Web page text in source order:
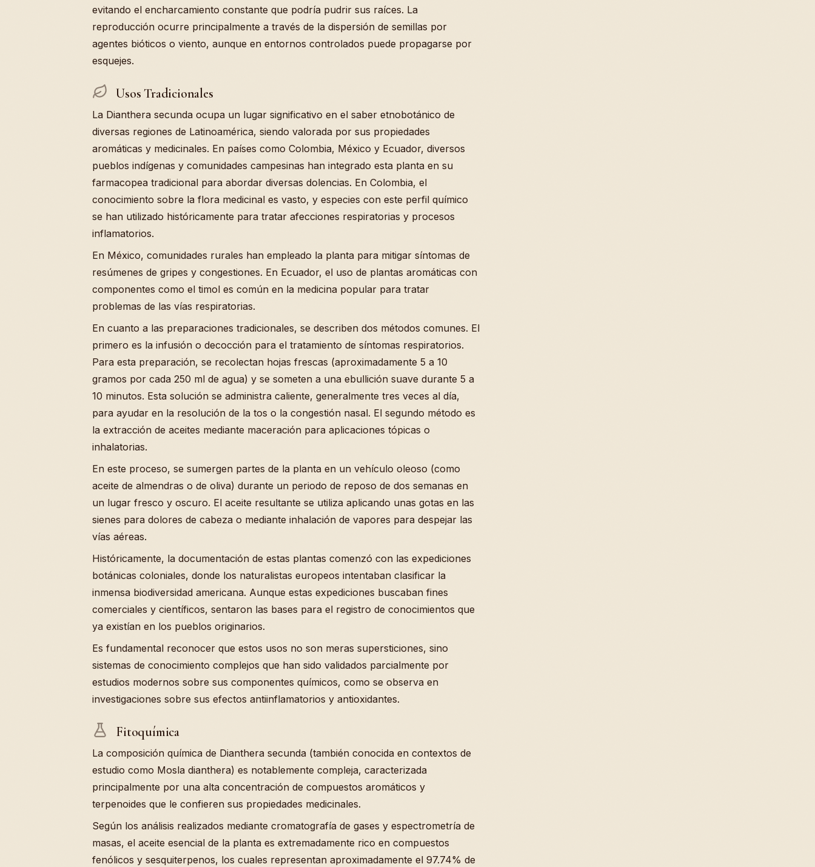
evitando el encharcamiento constante que podría pudrir sus raíces. La
reproducción ocurre principalmente a través de la dispersión de semillas por
agentes bióticos o viento, aunque en entornos controlados puede propagarse por
esquejes.
Usos Tradicionales
La Dianthera secunda ocupa un lugar significativo en el saber etnobotánico de
diversas regiones de Latinoamérica, siendo valorada por sus propiedades
aromáticas y medicinales. En países como Colombia, México y Ecuador, diversos
pueblos indígenas y comunidades campesinas han integrado esta planta en su
farmacopea tradicional para abordar diversas dolencias. En Colombia, el
conocimiento sobre la flora medicinal es vasto, y especies con este perfil químico
se han utilizado históricamente para tratar afecciones respiratorias y procesos
inflamatorios.
En México, comunidades rurales han empleado la planta para mitigar síntomas de
resúmenes de gripes y congestiones. En Ecuador, el uso de plantas aromáticas con
componentes como el timol es común en la medicina popular para tratar
problemas de las vías respiratorias.
En cuanto a las preparaciones tradicionales, se describen dos métodos comunes. El
primero es la infusión o decocción para el tratamiento de síntomas respiratorios.
Para esta preparación, se recolectan hojas frescas (aproximadamente 5 a 10
gramos por cada 250 ml de agua) y se someten a una ebullición suave durante 5 a
10 minutos. Esta solución se administra caliente, generalmente tres veces al día,
para ayudar en la resolución de la tos o la congestión nasal. El segundo método es
la extracción de aceites mediante maceración para aplicaciones tópicas o
inhalatorias.
En este proceso, se sumergen partes de la planta en un vehículo oleoso (como
aceite de almendras o de oliva) durante un periodo de reposo de dos semanas en
un lugar fresco y oscuro. El aceite resultante se utiliza aplicando unas gotas en las
sienes para dolores de cabeza o mediante inhalación de vapores para despejar las
vías aéreas.
Históricamente, la documentación de estas plantas comenzó con las expediciones
botánicas coloniales, donde los naturalistas europeos intentaban clasificar la
inmensa biodiversidad americana. Aunque estas expediciones buscaban fines
comerciales y científicos, sentaron las bases para el registro de conocimientos que
ya existían en los pueblos originarios.
Es fundamental reconocer que estos usos no son meras supersticiones, sino
sistemas de conocimiento complejos que han sido validados parcialmente por
estudios modernos sobre sus componentes químicos, como se observa en
investigaciones sobre sus efectos antiinflamatorios y antioxidantes.
Fitoquímica
La composición química de Dianthera secunda (también conocida en contextos de
estudio como Mosla dianthera) es notablemente compleja, caracterizada
principalmente por una alta concentración de compuestos aromáticos y
terpenoides que le confieren sus propiedades medicinales.
Según los análisis realizados mediante cromatografía de gases y espectrometría de
masas, el aceite esencial de la planta es extremadamente rico en compuestos
fenólicos y sesquiterpenos, los cuales representan aproximadamente el 97.74% de